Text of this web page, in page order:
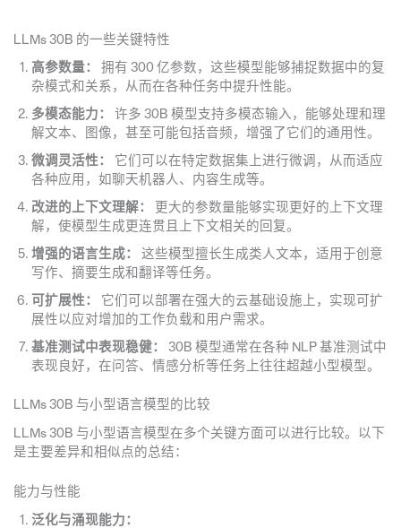
LLMs 30B 的一些关键特性
高参数量：
拥有 300 亿参数，这些模型能够捕捉数据中的复
杂模式和关系，从而在各种任务中提升性能。
多模态能力：
许多 30B 模型支持多模态输入，能够处理和理
解文本、图像，甚至可能包括音频，增强了它们的通用性。
微调灵活性：
它们可以在特定数据集上进行微调，从而适应
各种应用，如聊天机器人、内容生成等。
改进的上下文理解：
更大的参数量能够实现更好的上下文理
解，使模型生成更连贯且上下文相关的回复。
增强的语言生成：
这些模型擅长生成类人文本，适用于创意
写作、摘要生成和翻译等任务。
可扩展性：
它们可以部署在强大的云基础设施上，实现可扩
展性以应对增加的工作负载和用户需求。
基准测试中表现稳健：
30B 模型通常在各种 NLP 基准测试中
表现良好，在问答、情感分析等任务上往往超越小型模型。
LLMs 30B 与小型语言模型的比较
LLMs 30B 与小型语言模型在多个关键方面可以进行比较。以下
是主要差异和相似点的总结：
能力与性能
泛化与涌现能力：